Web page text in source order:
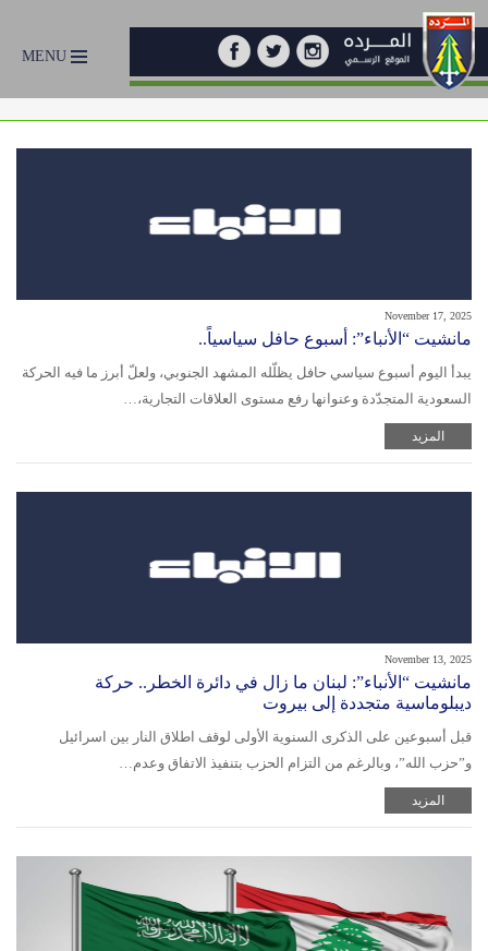
MENU
November 17, 2025
مانشيت “الأنباء”: أسبوع حافل سياسياً..
يبدأ اليوم أسبوع سياسي حافل يظلّله المشهد الجنوبي، ولعلّ أبرز ما فيه الحركة
السعودية المتجدّدة وعنوانها رفع مستوى العلاقات التجارية،…
المزيد
November 13, 2025
مانشيت “الأنباء”: لبنان ما زال في دائرة الخطر.. حركة
ديبلوماسية متجددة إلى بيروت
قبل أسبوعين على الذكرى السنوية الأولى لوقف اطلاق النار بين اسرائيل
و”حزب الله”، وبالرغم من التزام الحزب بتنفيذ الاتفاق وعدم…
المزيد